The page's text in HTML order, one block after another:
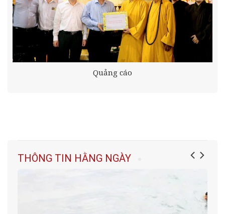
Quảng cáo
THÔNG TIN HẰNG NGÀY